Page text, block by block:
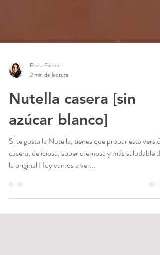
Eloisa Faltoni
2 min de lectura
Nutella casera [sin
azúcar blanco]
Si te gusta la Nutella, tienes que probar esta versión
casera, deliciosa, super cremosa y más saludable de